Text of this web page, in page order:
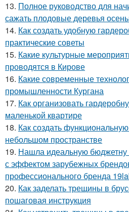
13. Полное руководство для
сажать плодовые деревья
14. Как создать удобную
практические советы
15. Какие культурные
проводятся в Кирове
16. Какие современные
промышленности Кургана
17. Как организовать
маленькой квартире
18. Как создать
небольшом пространстве
19. Нашла идеальную
с эффектом зарубежных
профессионального бренда
20. Как заделать трещины в
пошаговая инструкция